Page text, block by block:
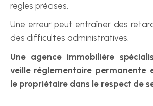
règles précises.
Une erreur peut entraîner des
des difficultés administratives.
Une agence immobilière
veille réglementaire permanente
le propriétaire dans le respect de